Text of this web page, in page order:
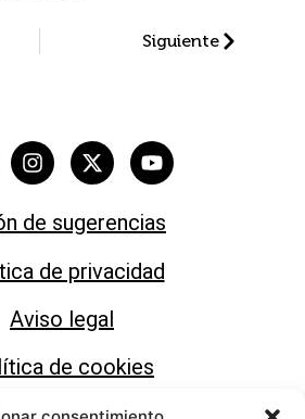
Siguiente
de sugerencias
de privacidad
Aviso legal
de cookies